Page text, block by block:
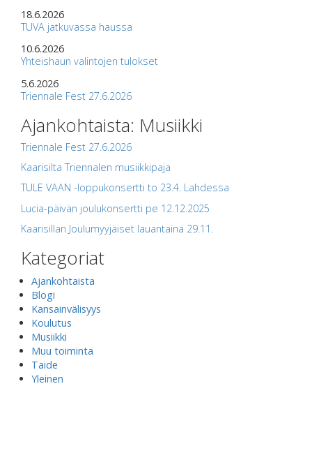
18.6.2026
TUVA jatkuvassa haussa
10.6.2026
Yhteishaun valintojen tulokset
5.6.2026
Triennale Fest 27.6.2026
Ajankohtaista: Musiikki
Triennale Fest 27.6.2026
Kaarisilta Triennalen musiikkipaja
TULE VAAN -loppukonsertti to 23.4. Lahdessa
Lucia-päivän joulukonsertti pe 12.12.2025
Kaarisillan Joulumyyjäiset lauantaina 29.11.
Kategoriat
Ajankohtaista
Blogi
Kansainvälisyys
Koulutus
Musiikki
Muu toiminta
Taide
Yleinen